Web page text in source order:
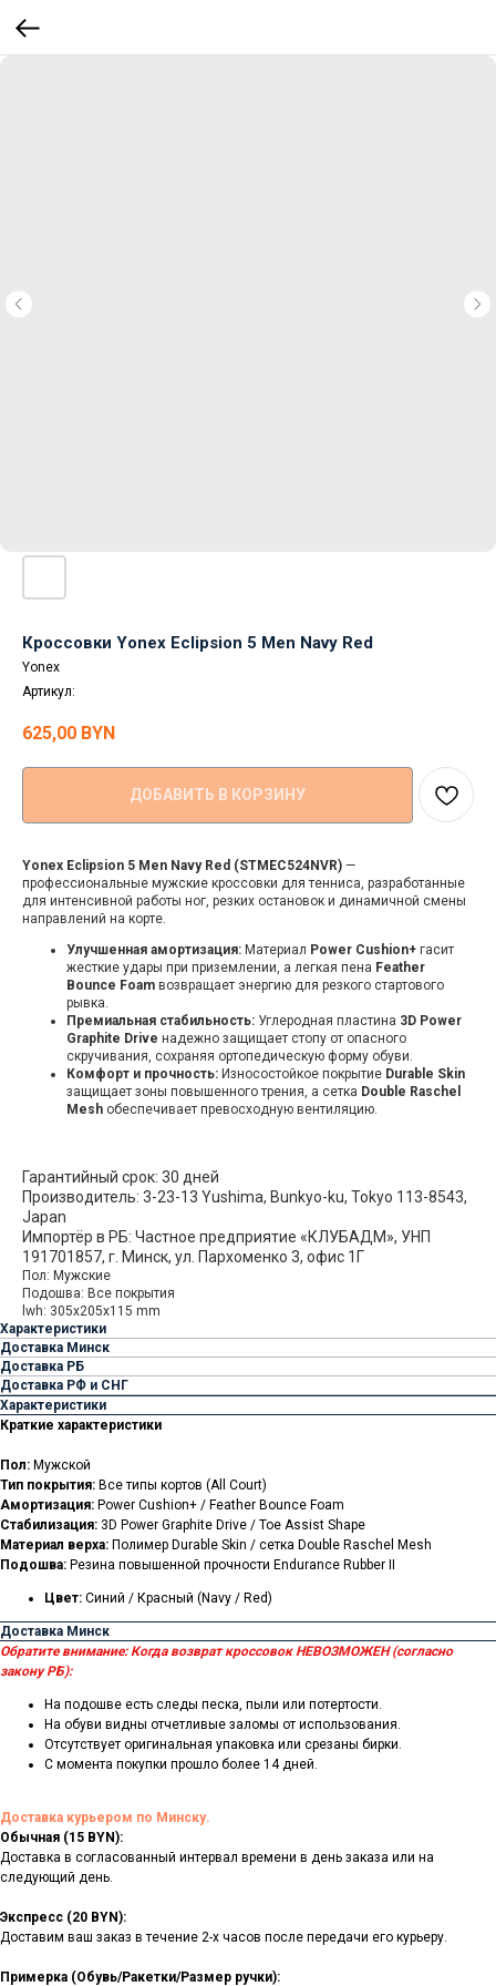
Кроссовки Yonex Eclipsion 5 Men Navy Red
Yonex
Артикул:
625,00 BYN
ДОБАВИТЬ В КОРЗИНУ
Yonex Eclipsion 5 Men Navy Red (STMEC524NVR) —
профессиональные мужские кроссовки для тенниса, разработанные
для интенсивной работы ног, резких остановок и динамичной смены
направлений на корте.
Улучшенная амортизация: Материал Power Cushion+ гасит
жесткие удары при приземлении, а легкая пена Feather
Bounce Foam возвращает энергию для резкого стартового
рывка.
Премиальная стабильность: Углеродная пластина 3D Power
Graphite Drive надежно защищает стопу от опасного
скручивания, сохраняя ортопедическую форму обуви.
Комфорт и прочность: Износостойкое покрытие Durable Skin
защищает зоны повышенного трения, а сетка Double Raschel
Mesh обеспечивает превосходную вентиляцию.
Гарантийный срок: 30 дней
Производитель: 3-23-13 Yushima, Bunkyo-ku, Tokyo 113-8543,
Japan
Импортёр в РБ: Частное предприятие «КЛУБАДМ», УНП
191701857, г. Минск, ул. Пархоменко 3, офис 1Г
Пол: Мужские
Подошва: Все покрытия
lwh: 305x205x115 mm
Характеристики
Доставка Минск
Доставка РБ
Доставка РФ и СНГ
Характеристики
Краткие характеристики
Пол: Мужской
Тип покрытия: Все типы кортов (All Court)
Амортизация: Power Cushion+ / Feather Bounce Foam
Стабилизация: 3D Power Graphite Drive / Toe Assist Shape
Материал верха: Полимер Durable Skin / сетка Double Raschel Mesh
Подошва: Резина повышенной прочности Endurance Rubber II
Цвет: Синий / Красный (Navy / Red)
Доставка Минск
Обратите внимание:Когда возврат кроссовок НЕВОЗМОЖЕН (согласно
закону РБ):
На подошве есть следы песка, пыли или потертости.
На обуви видны отчетливые заломы от использования.
Отсутствует оригинальная упаковка или срезаны бирки.
С момента покупки прошло более 14 дней.
Доставка курьером по Минску.
Обычная (15 BYN):
Доставка в согласованный интервал времени в день заказа или на
следующий день.
Экспресс (20 BYN):
Доставим ваш заказ в течение 2-х часов после передачи его курьеру.
Примерка (Обувь/Ракетки/Размер ручки):